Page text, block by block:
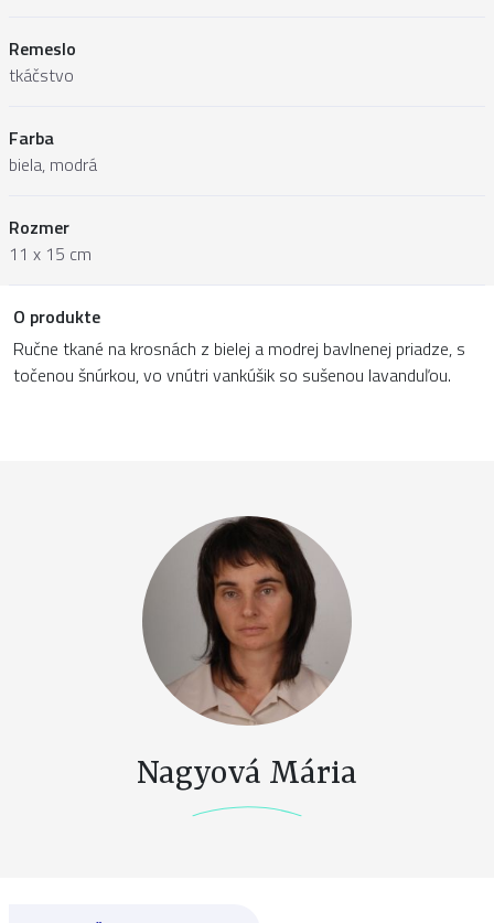
Remeslo
tkáčstvo
Farba
biela, modrá
Rozmer
11 x 15 cm
O produkte
Ručne tkané na krosnách z bielej a modrej bavlnenej priadze, s
točenou šnúrkou, vo vnútri vankúšik so sušenou lavanduľou.
Nagyová Mária